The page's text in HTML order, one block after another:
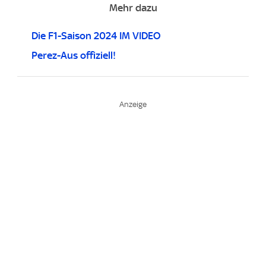
Mehr dazu
Die F1-Saison 2024 IM VIDEO
Perez-Aus offiziell!